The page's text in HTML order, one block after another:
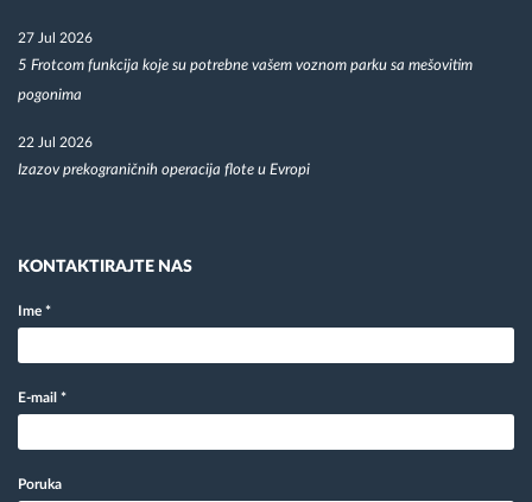
27 Jul 2026
5 Frotcom funkcija koje su potrebne vašem voznom parku sa mešovitim
pogonima
22 Jul 2026
Izazov prekograničnih operacija flote u Evropi
KONTAKTIRAJTE NAS
Ime *
E-mail *
Poruka